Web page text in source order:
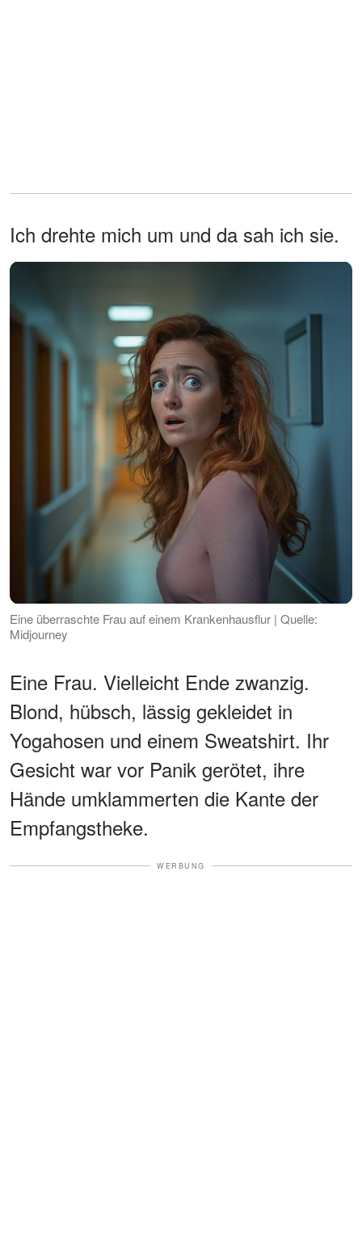
Ich drehte mich um und da sah ich sie.
Eine überraschte Frau auf einem Krankenhausflur | Quelle:
Midjourney
Eine Frau. Vielleicht Ende zwanzig.
Blond, hübsch, lässig gekleidet in
Yogahosen und einem Sweatshirt. Ihr
Gesicht war vor Panik gerötet, ihre
Hände umklammerten die Kante der
Empfangstheke.
WERBUNG